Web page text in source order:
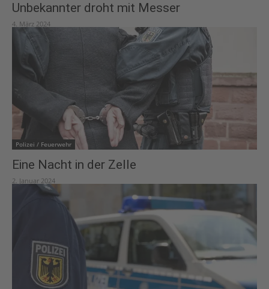
Unbekannter droht mit Messer
4. März 2024
Polizei / Feuerwehr
Eine Nacht in der Zelle
2. Januar 2024